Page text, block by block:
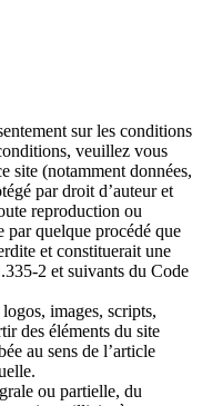
sur les conditions
veuillez vous
site (notamment données,
par droit d’auteur et
reproduction ou
par quelque procédé que
et constituerait une
2 et suivants du Code
images, scripts,
des éléments du site
au sens de l’article
ou partielle, du